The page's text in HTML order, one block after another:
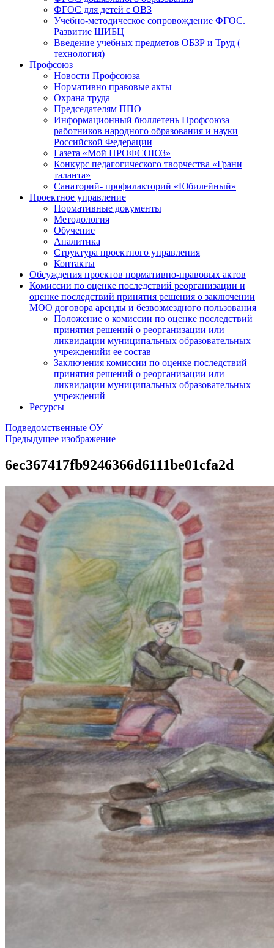
ФГОС для детей с ОВЗ
Учебно-методическое сопровождение ФГОС.
Развитие ШИБЦ
Введение учебных предметов ОБЗР и Труд (
технология)
Профсоюз
Новости Профсоюза
Нормативно правовые акты
Охрана труда
Председателям ППО
Информационный бюллетень Профсоюза
работников народного образования и науки
Российской Федерации
Газета «Мой ПРОФСОЮЗ»
Конкурс педагогического творчества «Грани
таланта»
Санаторий- профилакторий «Юбилейный»
Проектное управление
Нормативные документы
Методология
Обучение
Аналитика
Структура проектного управления
Контакты
Обсуждения проектов нормативно-правовых актов
Комиссии по оценке последствий реорганизации и
оценке последствий принятия решения о заключении
МОО договора аренды и безвозмездного пользования
Положение о комиссии по оценке последствий
принятия решений о реорганизации или
ликвидации муниципальных образовательных
учрежденийи ее состав
Заключения комиссии по оценке последствий
принятия решений о реорганизации или
ликвидации муниципальных образовательных
учреждений
Ресурсы
Подведомственные ОУ
Предыдущее изображение
6ec367417fb9246366d6111be01cfa2d